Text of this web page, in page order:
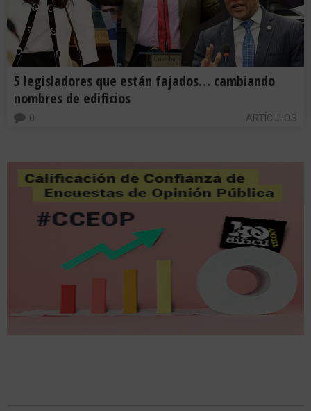
5 legisladores que están fajados… cambiando
nombres de edificios
ARTÍCULOS
0